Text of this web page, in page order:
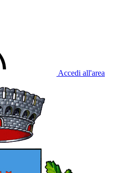
Accedi all'area